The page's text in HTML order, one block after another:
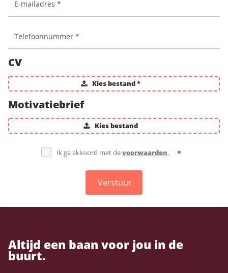
CV
Kies bestand *
Motivatiebrief
Kies bestand
Ik ga akkoord met devoorwaarden.
Verstuur
Altijd een baan voor jou in de
buurt.